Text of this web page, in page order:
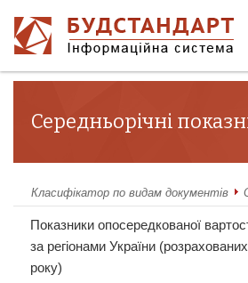
Середньорічні
Класифікатор по видам документів
Показники опосередкованої
за регіонами України
року)